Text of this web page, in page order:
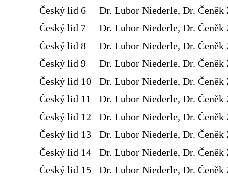
Český lid 6
Dr. Lubor Niederle, Dr. Čeněk
Český lid 7
Dr. Lubor Niederle, Dr. Čeněk
Český lid 8
Dr. Lubor Niederle, Dr. Čeněk
Český lid 9
Dr. Lubor Niederle, Dr. Čeněk
Český lid 10
Dr. Lubor Niederle, Dr. Čeněk
Český lid 11
Dr. Lubor Niederle, Dr. Čeněk
Český lid 12
Dr. Lubor Niederle, Dr. Čeněk
Český lid 13
Dr. Lubor Niederle, Dr. Čeněk
Český lid 14
Dr. Lubor Niederle, Dr. Čeněk
Český lid 15
Dr. Lubor Niederle, Dr. Čeněk